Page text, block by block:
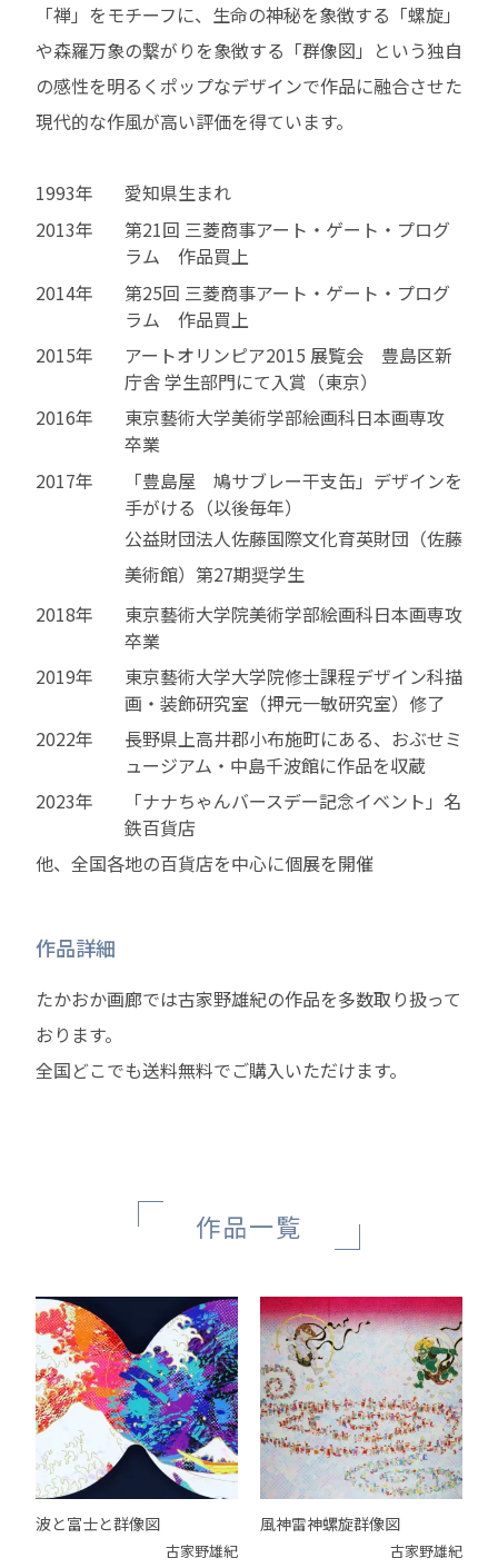
「禅」をモチーフに、生命の神秘を象徴する「螺旋」
や森羅万象の繋がりを象徴する「群像図」という独自
の感性を明るくポップなデザインで作品に融合させた
現代的な作風が高い評価を得ています。
1993年
愛知県生まれ
2013年
第21回 三菱商事アート・ゲート・プログ
ラム 作品買上
2014年
第25回 三菱商事アート・ゲート・プログ
ラム 作品買上
2015年
アートオリンピア2015 展覧会 豊島区新
庁舎 学生部門にて入賞（東京）
2016年
東京藝術大学美術学部絵画科日本画専攻
卒業
2017年
「豊島屋 鳩サブレー干支缶」デザインを
手がける（以後毎年）
公益財団法人佐藤国際文化育英財団（佐藤
美術館）第27期奨学生
2018年
東京藝術大学院美術学部絵画科日本画専攻
卒業
2019年
東京藝術大学大学院修士課程デザイン科描
画・装飾研究室（押元一敏研究室）修了
2022年
長野県上高井郡小布施町にある、おぶせミ
ュージアム・中島千波館に作品を収蔵
2023年
「ナナちゃんバースデー記念イベント」名
鉄百貨店
他、全国各地の百貨店を中心に個展を開催
作品詳細
たかおか画廊では古家野雄紀の作品を多数取り扱って
おります。
全国どこでも送料無料でご購入いただけます。
作品一覧
波と富士と群像図
古家野雄紀
風神雷神螺旋群像図
古家野雄紀